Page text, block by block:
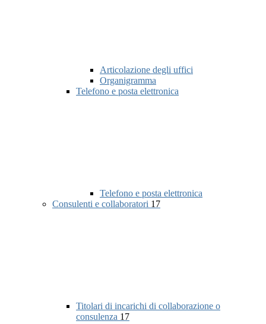
Articolazione degli uffici
Organigramma
Telefono e posta elettronica
Telefono e posta elettronica
Consulenti e collaboratori 17
Titolari di incarichi di collaborazione o
consulenza 17